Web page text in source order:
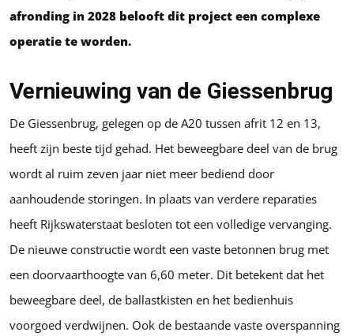
afronding in 2028 belooft dit project een complexe
operatie te worden.
Vernieuwing van de Giessenbrug
De Giessenbrug, gelegen op de A20 tussen afrit 12 en 13,
heeft zijn beste tijd gehad. Het beweegbare deel van de brug
wordt al ruim zeven jaar niet meer bediend door
aanhoudende storingen. In plaats van verdere reparaties
heeft Rijkswaterstaat besloten tot een volledige vervanging.
De nieuwe constructie wordt een vaste betonnen brug met
een doorvaarthoogte van 6,60 meter. Dit betekent dat het
beweegbare deel, de ballastkisten en het bedienhuis
voorgoed verdwijnen. Ook de bestaande vaste overspanning